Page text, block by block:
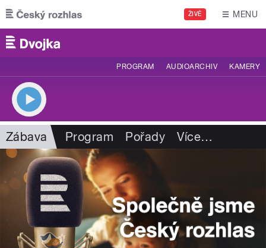
Přejít k hlavnímu obsahu
ŽIVĚ MENU
PROGRAM AUDIOARCHIV KAMERY
Zábava Program Pořady Více…